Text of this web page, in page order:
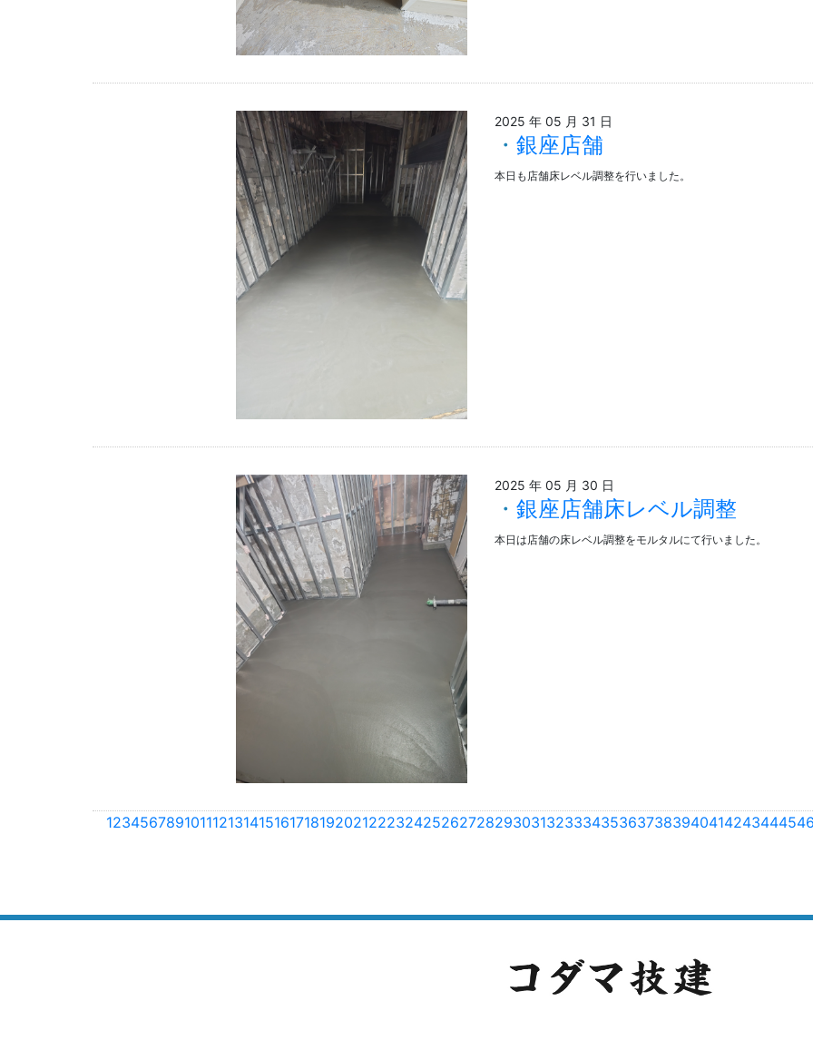
2025 年 05 月 31 日
銀座店舗
本日も店舗床レベル調整を行いました。
2025 年 05 月 30 日
銀座店舗床レベル調整
本日は店舗の床レベル調整をモルタルにて行いました。
123456789101112131415161718192021222324252627282930313233343536373839404142434445